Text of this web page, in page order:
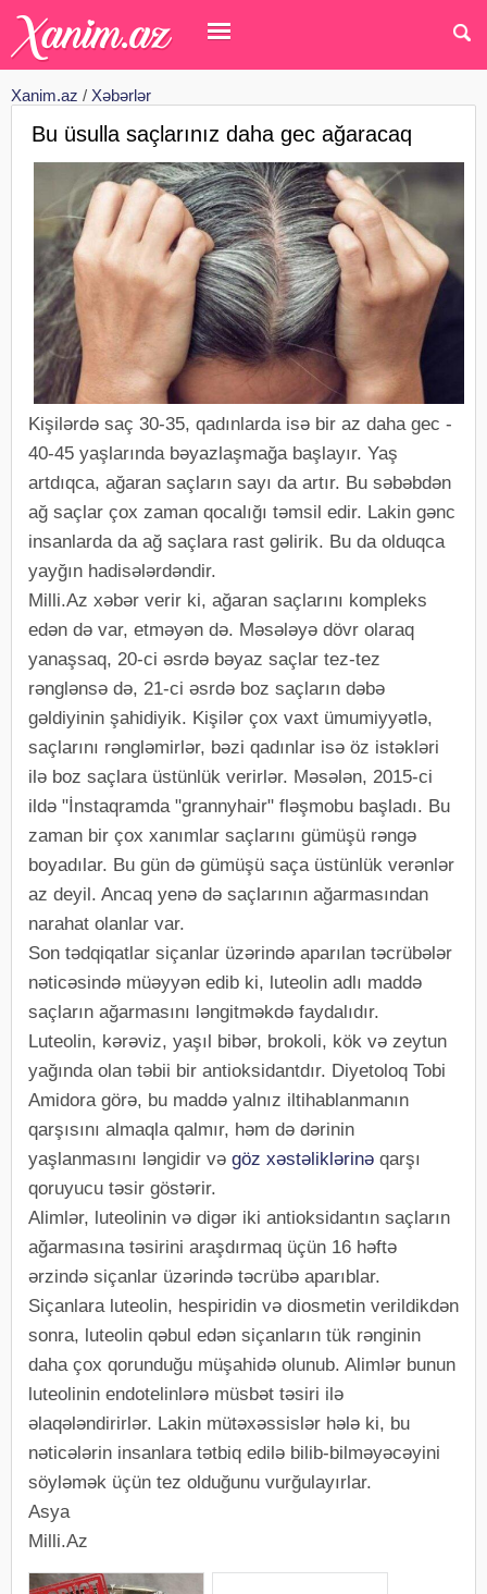
Xanim.az / Xəbərlər
Bu üsulla saçlarınız daha gec ağaracaq
Kişilərdə saç 30-35, qadınlarda isə bir az daha gec -
40-45 yaşlarında bəyazlaşmağa başlayır. Yaş
artdıqca, ağaran saçların sayı da artır. Bu səbəbdən
ağ saçlar çox zaman qocalığı təmsil edir. Lakin gənc
insanlarda da ağ saçlara rast gəlirik. Bu da olduqca
yayğın hadisələrdəndir.
Milli.Az xəbər verir ki, ağaran saçlarını kompleks
edən də var, etməyən də. Məsələyə dövr olaraq
yanaşsaq, 20-ci əsrdə bəyaz saçlar tez-tez
rənglənsə də, 21-ci əsrdə boz saçların dəbə
gəldiyinin şahidiyik. Kişilər çox vaxt ümumiyyətlə,
saçlarını rəngləmirlər, bəzi qadınlar isə öz istəkləri
ilə boz saçlara üstünlük verirlər. Məsələn, 2015-ci
ildə "İnstaqramda "grannyhair" fləşmobu başladı. Bu
zaman bir çox xanımlar saçlarını gümüşü rəngə
boyadılar. Bu gün də gümüşü saça üstünlük verənlər
az deyil. Ancaq yenə də saçlarının ağarmasından
narahat olanlar var.
Son tədqiqatlar siçanlar üzərində aparılan təcrübələr
nəticəsində müəyyən edib ki, luteolin adlı maddə
saçların ağarmasını ləngitməkdə faydalıdır.
Luteolin, kərəviz, yaşıl bibər, brokoli, kök və zeytun
yağında olan təbii bir antioksidantdır. Diyetoloq Tobi
Amidora görə, bu maddə yalnız iltihablanmanın
qarşısını almaqla qalmır, həm də dərinin
yaşlanmasını ləngidir və göz xəstəliklərinə qarşı
qoruyucu təsir göstərir.
Alimlər, luteolinin və digər iki antioksidantın saçların
ağarmasına təsirini araşdırmaq üçün 16 həftə
ərzində siçanlar üzərində təcrübə aparıblar.
Siçanlara luteolin, hespiridin və diosmetin verildikdən
sonra, luteolin qəbul edən siçanların tük rənginin
daha çox qorunduğu müşahidə olunub. Alimlər bunun
luteolinin endotelinlərə müsbət təsiri ilə
əlaqələndirirlər. Lakin mütəxəssislər hələ ki, bu
nəticələrin insanlara tətbiq edilə bilib-bilməyəcəyini
söyləmək üçün tez olduğunu vurğulayırlar.
Asya
Milli.Az